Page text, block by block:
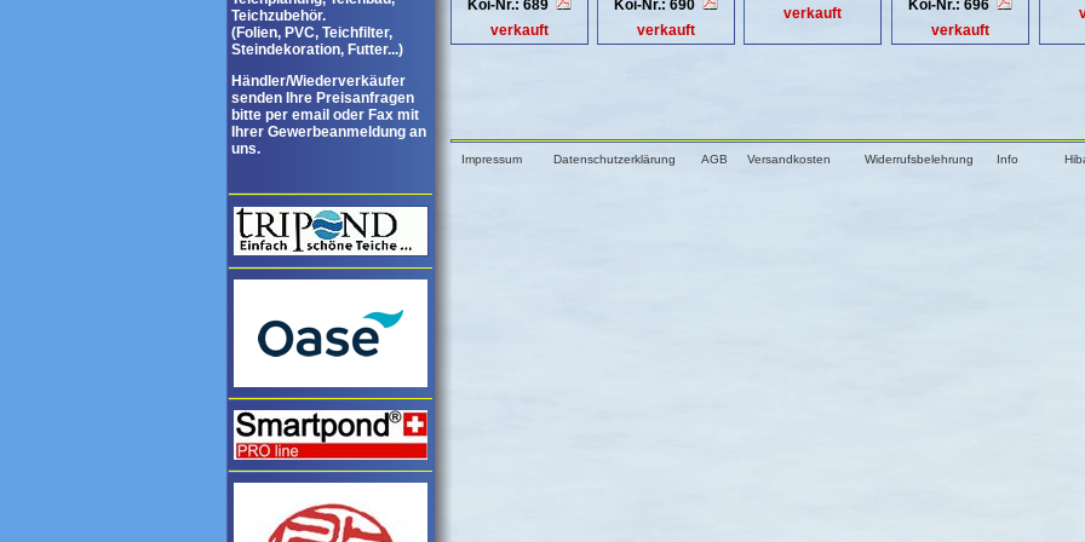
Teichzubehör.
(Folien, PVC, Teichfilter,
Steindekoration, Futter...)
Händler/Wiederverkäufer
senden Ihre Preisanfragen
bitte per email oder Fax mit
Ihrer Gewerbeanmeldung an
uns.
Koi-Nr.: 689
verkauft
Koi-Nr.: 690
verkauft
verkauft
Koi-Nr.: 696
verkauft
Impressum Datenschutzerklärung AGB Versandkosten Widerrufsbelehrung Info